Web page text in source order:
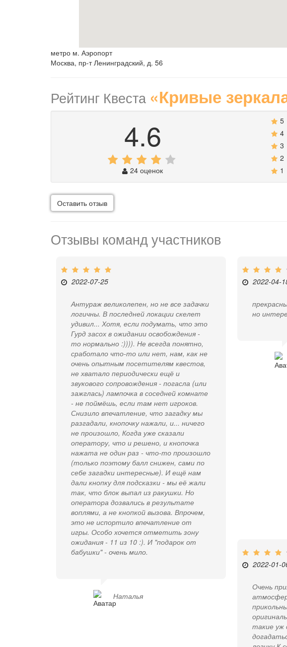
метро м. Аэропорт
Москва, пр-т Ленинградский, д. 56
Рейтинг Квеста «Кривые
4.6
24 оценок
5
4
3
2
1
Оставить отзыв
Отзывы команд участников
2022-07-25
Антураж великолепен, но не все задачки
логичны. В последней локации скелет
удивил... Хотя, если подумать, что это
Гурд засох в ожидании освобождения -
то нормально :)))). Не всегда понятно,
сработало что-то или нет, нам, как не
очень опытным посетителям квестов,
не хватало периодически ещё и
звукового сопровождения - погасла (или
зажглась) лампочка в соседней комнате
- не поймёшь, если там нет игроков.
Снизило впечатление, что загадку мы
разгадали, кнопочку нажали, и... ничего
не произошло, Когда уже сказали
оператору, что и решено, и кнопочка
нажата не один раз - что-то произошло
(только поэтому балл снижен, сами по
себе загадки интересные). И ещё нам
дали кнопку для подсказки - мы её жали
так, что блок выпал из ракушки. Но
оператора дозвались в результате
воплями, а не кнопкой вызова. Впрочем,
это не испортило впечатление от
игры. Особо хочется отметить зону
ожидания - 11 из 10 :). И "подарок от
бабушки" - очень мило.
Наталья
2022-04-
но
2022-01-
Очень
такие уж